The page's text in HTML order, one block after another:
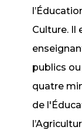
Culture. Il
publics
quatre
de